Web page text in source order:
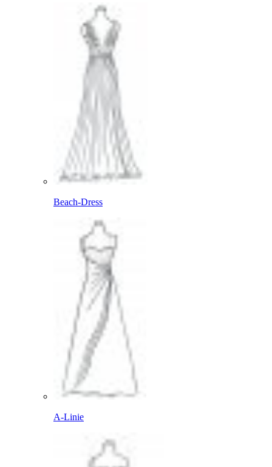
Beach-Dress
A-Linie